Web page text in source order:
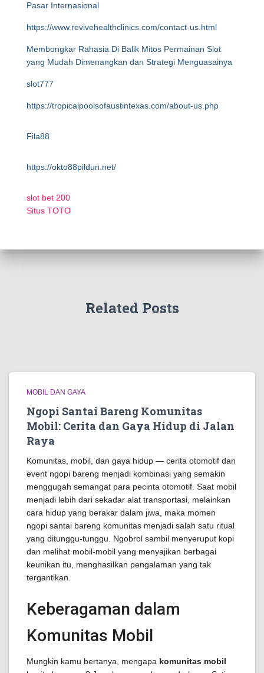
Pasar Internasional
https://www.revivehealthclinics.com/contact-us.html
Membongkar Rahasia Di Balik Mitos Permainan Slot
yang Mudah Dimenangkan dan Strategi Menguasainya
slot777
https://tropicalpoolsofaustintexas.com/about-us.php
Fila88
https://okto88pildun.net/
slot bet 200
Situs TOTO
Related Posts
MOBIL DAN GAYA
Ngopi Santai Bareng Komunitas
Mobil: Cerita dan Gaya Hidup di Jalan
Raya
Komunitas, mobil, dan gaya hidup — cerita otomotif dan
event ngopi bareng menjadi kombinasi yang semakin
menggugah semangat para pecinta otomotif. Saat mobil
menjadi lebih dari sekadar alat transportasi, melainkan
cara hidup yang berakar dalam jiwa, maka momen
ngopi santai bareng komunitas menjadi salah satu ritual
yang ditunggu-tunggu. Ngobrol sambil menyeruput kopi
dan melihat mobil-mobil yang menyajikan berbagai
keunikan itu, menghasilkan pengalaman yang tak
tergantikan.
Keberagaman dalam
Komunitas Mobil
Mungkin kamu bertanya, mengapa komunitas mobil